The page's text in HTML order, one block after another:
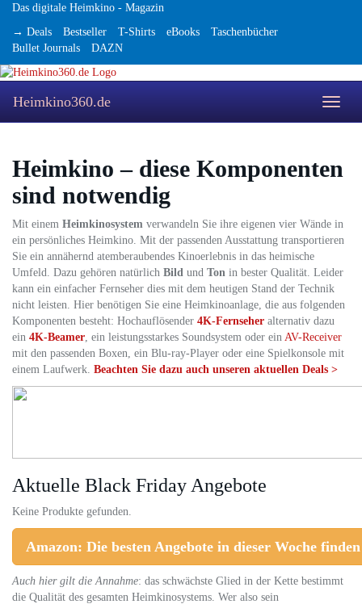
Skip
main
content
Das digitale Heimkino - Magazin
→ Deals
Bestseller T-Shirts eBooks
Taschenbücher
Bullet Journals
DAZN
Toggle
Heimkino360.de
Heimkino – diese Komponenten
sind notwendig
Mit einem Heimkinosystem verwandeln Sie ihre eigenen vier Wände in
ein persönliches Heimkino. Mit der passenden Ausstattung transportieren
Sie ein annähernd atemberaubendes Kinoerlebnis in das heimische
Umfeld. Dazu gehören natürlich Bild und Ton in bester Qualität. Leider
kann ein einfacher Fernseher dies mit dem heutigen Stand der Technik
nicht leisten. Hier benötigen Sie eine Heimkinoanlage, die aus folgenden
Komponenten besteht: Hochauflösender 4K-Fernseher alternativ dazu
ein 4K-Beamer, ein leistungsstarkes Soundsystem oder ein AV-Receiver
mit den passenden Boxen, ein Blu-ray-Player oder eine Spielkonsole mit
einem Laufwerk. Beachten Sie dazu auch unseren aktuellen Deals >
Aktuelle Black Friday Angebote
Keine Produkte gefunden.
Amazon: Die besten Angebote in dieser Woche
Auch hier gilt die Annahme: das schwächste Glied in der Kette bestimmt
die Qualität des gesamten Heimkinosystems. Wer also sein